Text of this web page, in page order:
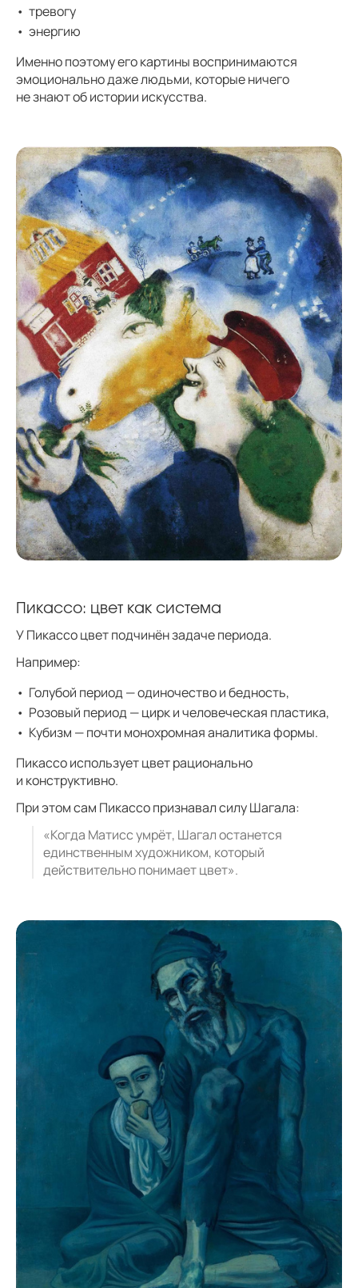
тревогу
энергию
Именно поэтому его картины воспринимаются
эмоционально даже людьми, которые ничего
не знают об истории искусства.
Пикассо: цвет как система
У Пикассо цвет подчинён задаче периода.
Например:
Голубой период — одиночество и бедность,
Розовый период — цирк и человеческая пластика,
Кубизм — почти монохромная аналитика формы.
Пикассо использует цвет рационально
и конструктивно.
При этом сам Пикассо признавал силу Шагала:
«Когда Матисс умрёт, Шагал останется
единственным художником, который
действительно понимает цвет».